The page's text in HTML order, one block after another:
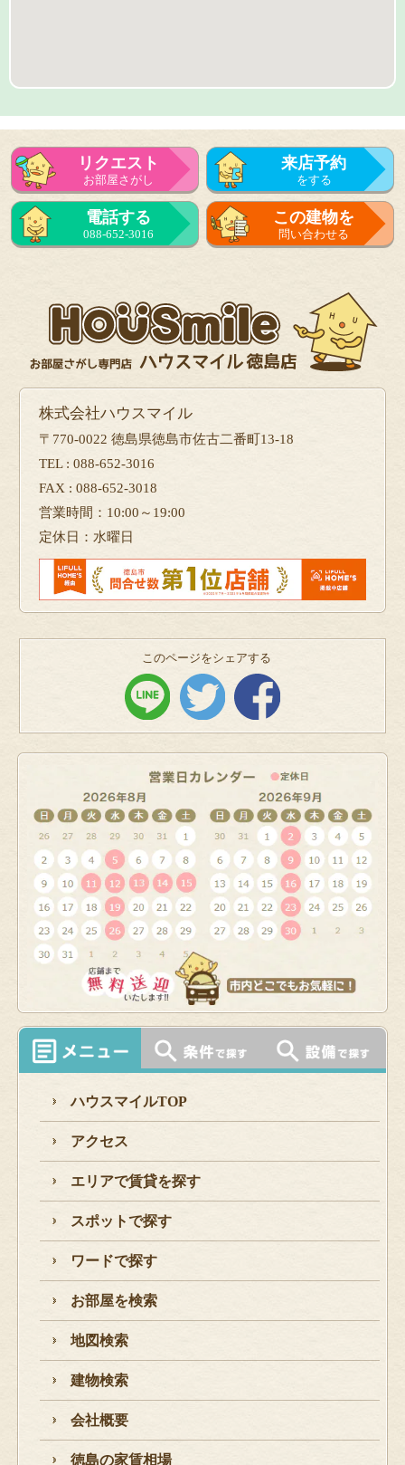
リクエスト
お部屋さがし
来店予約
をする
来店予約
をする
電話する
088-652-3016
この建物を
問い合わせる
株式会社ハウスマイル
〒770-0022 徳島県徳島市佐古二番町13-18
TEL : 088-652-3016
FAX : 088-652-3018
営業時間：10:00～19:00
定休日：水曜日
このページをシェアする
ハウスマイルTOP
アクセス
エリアで賃貸を探す
スポットで探す
ワードで探す
お部屋を検索
地図検索
建物検索
会社概要
徳島の家賃相場